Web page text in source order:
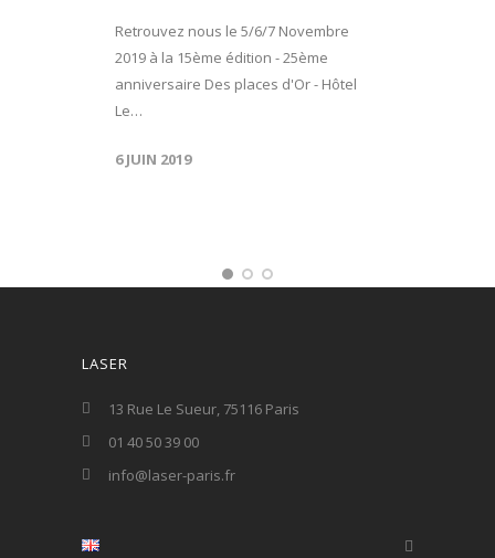
Retrouvez nous le 5/6/7 Novembre
2019 à la 15ème édition - 25ème
anniversaire Des places d'Or - Hôtel
Le…
6 JUIN 2019
LASER
13 Rue Le Sueur, 75116 Paris
01 40 50 39 00
info@laser-paris.fr